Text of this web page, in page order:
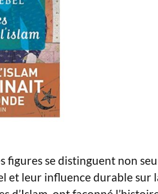
figures se distinguent non
et leur influence durable sur